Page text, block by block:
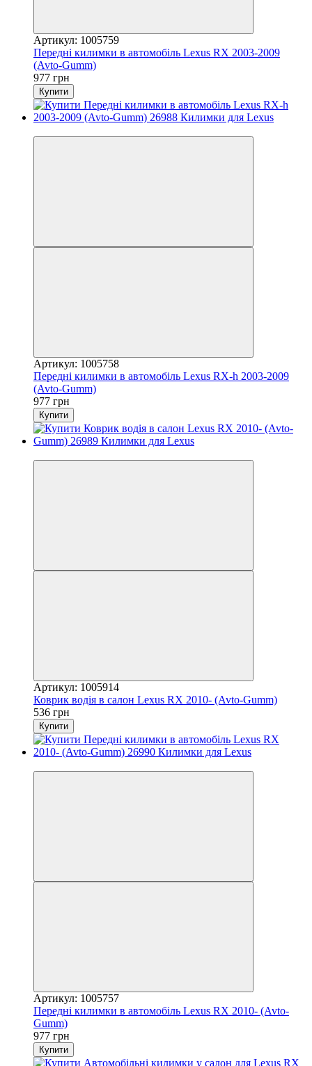
Артикул: 1005759
Передні килимки в автомобіль Lexus RX 2003-2009
(Avto-Gumm)
977 грн
Купити
Артикул: 1005758
Передні килимки в автомобіль Lexus RX-h 2003-2009
(Avto-Gumm)
977 грн
Купити
Артикул: 1005914
Коврик водія в салон Lexus RX 2010- (Avto-Gumm)
536 грн
Купити
Артикул: 1005757
Передні килимки в автомобіль Lexus RX 2010- (Avto-
Gumm)
977 грн
Купити